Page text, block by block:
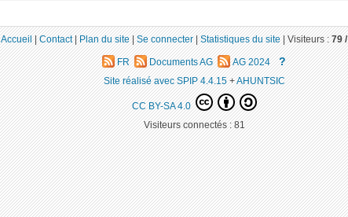
Accueil|Contact|Plan du site|Se connecter|Statistiques du site|Visiteurs :79 /
FR Documents AG AG 2024 ?
Site réalisé avec SPIP 4.4.15+AHUNTSIC
CC BY-SA 4.0
Visiteurs connectés :81